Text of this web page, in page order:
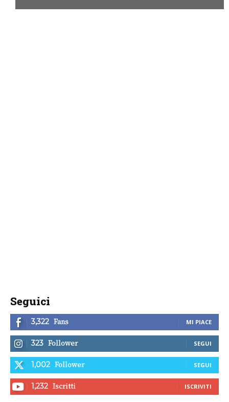
Seguici
3,322 Fans MI PIACE
323 Follower SEGUI
1,002 Follower SEGUI
1,232 Iscritti ISCRIVITI